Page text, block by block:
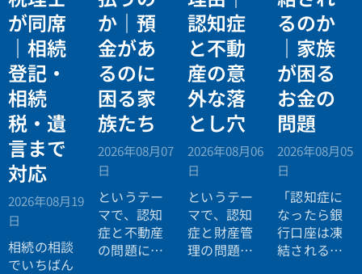
が同席
｜相続
登記・
相続
税・遺
言まで
対応
2026年08月19
日
相続の相談
でいちばん
か｜預
金があ
るのに
困る家
族たち
2026年08月07
日
というテー
マで、認知
症と不動産
の問題につ
認知症
と不動
産の意
外な落
とし穴
2026年08月06
日
というテー
マで、認知
症と財産管
理の問題に
るのか
｜家族
が困る
お金の
問題
2026年08月05
日
「認知症に
なったら銀
行口座は凍
結されると